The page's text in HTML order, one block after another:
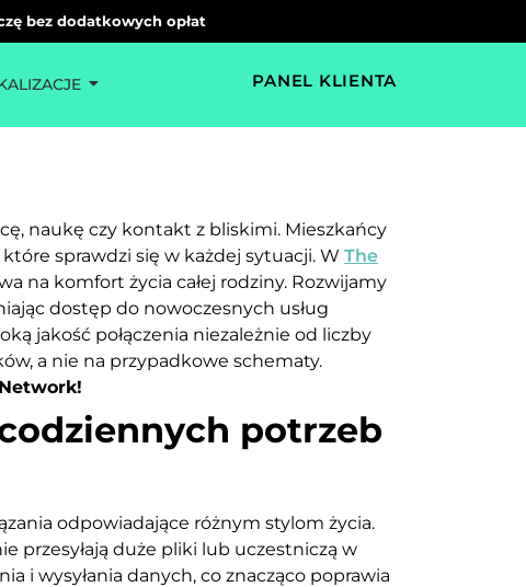
bez dodatkowych opłat
PANEL KLIENTA
naukę czy kontakt z bliskimi. Mieszkańcy
sprawdzi się w każdej sytuacji. W The
na komfort życia całej rodziny. Rozwijamy
dostęp do nowoczesnych usług
jakość połączenia niezależnie od liczby
a nie na przypadkowe schematy.
potrzeb
odpowiadające różnym stylom życia.
przesyłają duże pliki lub uczestniczą w
i wysyłania danych, co znacząco poprawia